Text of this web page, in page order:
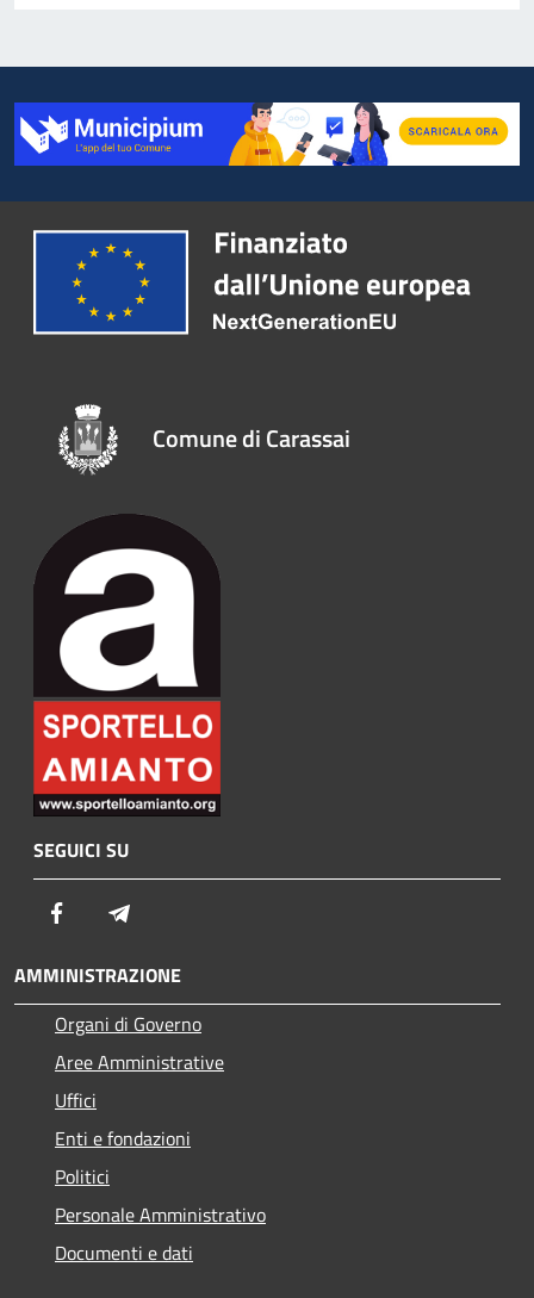
Comune di Carassai
SEGUICI SU
Facebook
AMMINISTRAZIONE
Organi di Governo
Aree Amministrative
Uffici
Enti e fondazioni
Politici
Personale Amministrativo
Documenti e dati